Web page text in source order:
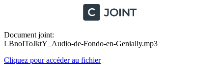
Document joint:
LBnoIToJktY_Audio-de-Fondo-en-Genially.mp3
Cliquez pour accéder au fichier